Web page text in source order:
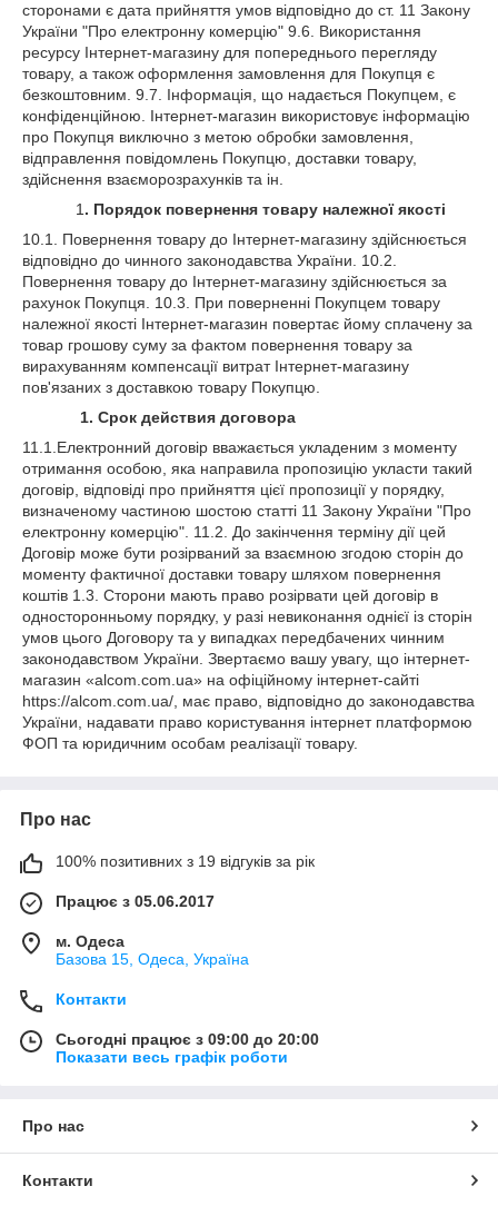
сторонами є дата прийняття умов відповідно до ст. 11 Закону
України "Про електронну комерцію" 9.6. Використання
ресурсу Інтернет-магазину для попереднього перегляду
товару, а також оформлення замовлення для Покупця є
безкоштовним. 9.7. Інформація, що надається Покупцем, є
конфіденційною. Інтернет-магазин використовує інформацію
про Покупця виключно з метою обробки замовлення,
відправлення повідомлень Покупцю, доставки товару,
здійснення взаєморозрахунків та ін.
1 . Порядок повернення товару належної якості
10.1. Повернення товару до Інтернет-магазину здійснюється
відповідно до чинного законодавства України. 10.2.
Повернення товару до Інтернет-магазину здійснюється за
рахунок Покупця. 10.3. При поверненні Покупцем товару
належної якості Інтернет-магазин повертає йому сплачену за
товар грошову суму за фактом повернення товару за
вирахуванням компенсації витрат Інтернет-магазину
пов'язаних з доставкою товару Покупцю.
1. Срок действия договора
11.1.Електронний договір вважається укладеним з моменту
отримання особою, яка направила пропозицію укласти такий
договір, відповіді про прийняття цієї пропозиції у порядку,
визначеному частиною шостою статті 11 Закону України "Про
електронну комерцію". 11.2. До закінчення терміну дії цей
Договір може бути розірваний за взаємною згодою сторін до
моменту фактичної доставки товару шляхом повернення
коштів 1.3. Сторони мають право розірвати цей договір в
односторонньому порядку, у разі невиконання однієї із сторін
умов цього Договору та у випадках передбачених чинним
законодавством України. Звертаємо вашу увагу, що інтернет-
магазин «alcom.com.ua» на офіційному інтернет-сайті
https://alcom.com.ua/, має право, відповідно до законодавства
України, надавати право користування інтернет платформою
ФОП та юридичним особам реалізації товару.
Про нас
100% позитивних з 19 відгуків за рік
Працює з 05.06.2017
м. Одеса
Базова 15, Одеса, Україна
Контакти
Сьогодні працює з 09:00 до 20:00
Показати весь графік роботи
Про нас
Контакти